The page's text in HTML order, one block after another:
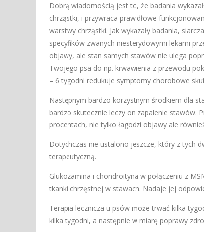
Dobrą wiadomością jest to, że badania
chrząstki, i przywraca prawidłowe
warstwy chrząstki. Jak wykazały badania,
specyfików zwanych niesterydowymi lekami
objawy, ale stan samych stawów nie ulega
Twojego psa do np. krwawienia z przewodu
– 6 tygodni redukuje symptomy chorobowe
Następnym bardzo korzystnym środkiem dla
bardzo skutecznie leczy on zapalenie stawów.
procentach, nie tylko łagodzi objawy ale
Dotychczas nie ustalono jeszcze, który z tych
terapeutyczną.
Glukozamina i chondroityna w połączeniu z
tkanki chrzęstnej w stawach. Nadaje jej
Terapia lecznicza u psów może trwać kilka
kilka tygodni, a następnie w miarę poprawy